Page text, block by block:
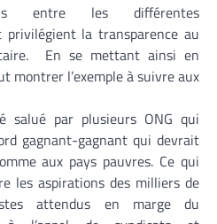
entre les différentes
la transparence au
En se mettant ainsi en
montrer l’exemple à suivre aux
salué par plusieurs ONG qui
gagnant-gagnant qui devrait
aux pays pauvres. Ce qui
les aspirations des milliers de
attendus en marge du